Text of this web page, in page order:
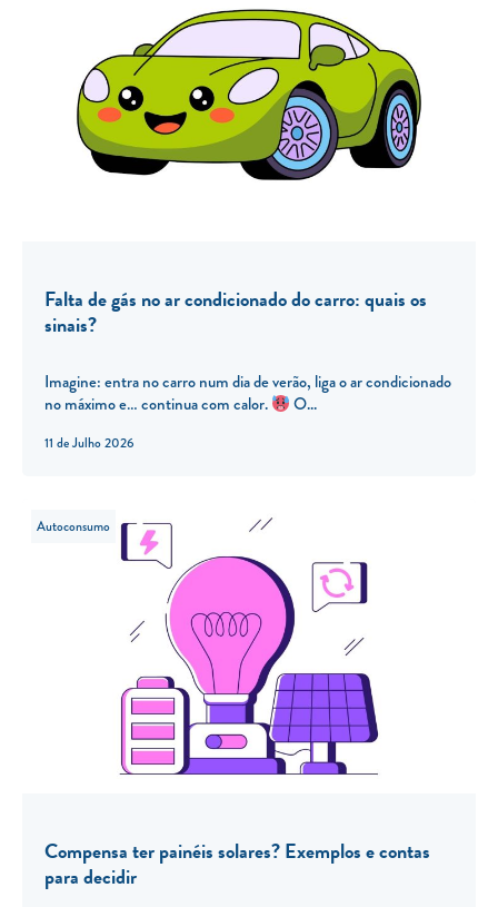
11 de Julho 2026
Falta de gás no ar condicionado do carro: quais os
sinais?
Imagine: entra no carro num dia de verão, liga o ar condicionado
no máximo e… continua com calor.
O...
Autoconsumo
Compensa ter painéis solares? Exemplos e contas
para decidir